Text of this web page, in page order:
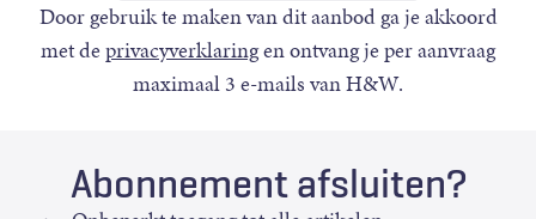
Door gebruik te maken van dit aanbod ga je akkoord
met deprivacyverklaringen ontvang je per aanvraag
maximaal 3 e-mails van H&W.
Abonnement afsluiten?